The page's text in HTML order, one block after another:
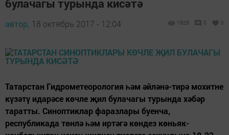
булачагы турында кисәтә
автор, 18 октябрь 2017 - 12:04 1525 0 0
Татарстан Гидрометеорология һәм әйләнә-тирә мохитне
күзәтү идарәсе көчле җил булачагы турында хәбәр
таратты. Синоптиклар фаразлары буенча,
республикада төнлә һәм иртәгә көндез көньяк-